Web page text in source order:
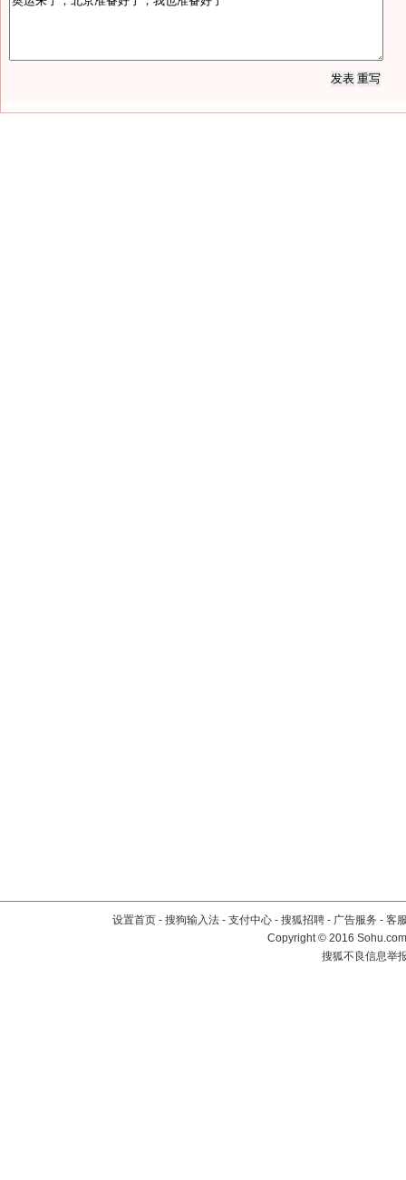
设置首页 - 搜狗输入法 - 支付中心 - 搜狐招聘 - 广告服务 - 客
Copyright©2016
搜狐不良信息举